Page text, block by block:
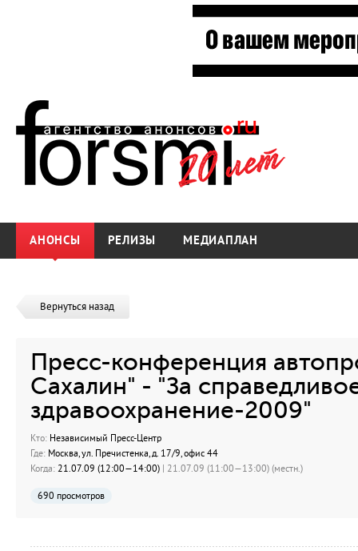
АНОНСЫ РЕЛИЗЫ МЕДИАПЛАН
Вернуться назад
Пресс-конференция
Сахалин" - "За
здравоохранение-2009"
Кто: Независимый Пресс-Центр
Где: Москва, ул. Пречистенка, д. 17/9, офис 44
Когда: 21.07.09 (12:00—14:00) | 21.07.09 (11:00—13:00) (местн.)
690 просмотров